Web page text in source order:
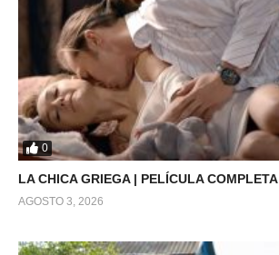
0
LA CHICA GRIEGA | PELÍCULA COMPLETA
AGOSTO 3, 2026